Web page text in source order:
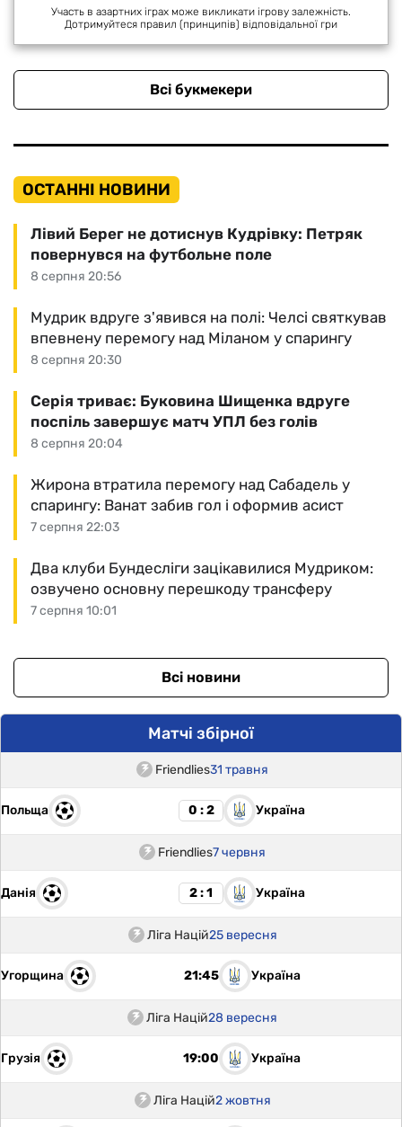
Участь в азартних іграх може викликати ігрову залежність.
Дотримуйтеся правил (принципів) відповідальної гри
Всі букмекери
ОСТАННІ НОВИНИ
8 серпня 20:56
Лівий Берег не дотиснув Кудрівку: Петряк
повернувся на футбольне поле
8 серпня 20:30
Мудрик вдруге з'явився на полі: Челсі святкував
впевнену перемогу над Міланом у спарингу
8 серпня 20:04
Серія триває: Буковина Шищенка вдруге
поспіль завершує матч УПЛ без голів
7 серпня 22:03
Жирона втратила перемогу над Сабадель у
спарингу: Ванат забив гол і оформив асист
7 серпня 10:01
Два клуби Бундесліги зацікавилися Мудриком:
озвучено основну перешкоду трансферу
Всі новини
Матчі збірної
Friendlies31 травня
Польща 0 : 2 Україна
Friendlies7 червня
Данія 2 : 1 Україна
Ліга Націй25 вересня
Угорщина 21:45 Україна
Ліга Націй28 вересня
Грузія 19:00 Україна
Ліга Націй2 жовтня